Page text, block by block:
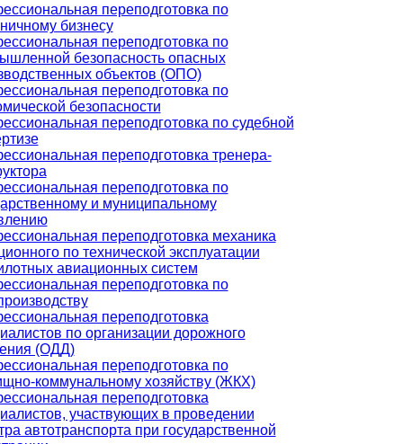
переподготовка по
бизнесу
переподготовка по
безопасность опасных
объектов (ОПО)
переподготовка по
безопасности
переподготовка по судебной
переподготовка тренера-
переподготовка по
и муниципальному
переподготовка механика
по технической эксплуатации
авиационных систем
переподготовка по
переподготовка
по организации дорожного
(ОДД)
переподготовка по
коммунальному хозяйству (ЖКХ)
переподготовка
участвующих в проведении
автотранспорта при государственной